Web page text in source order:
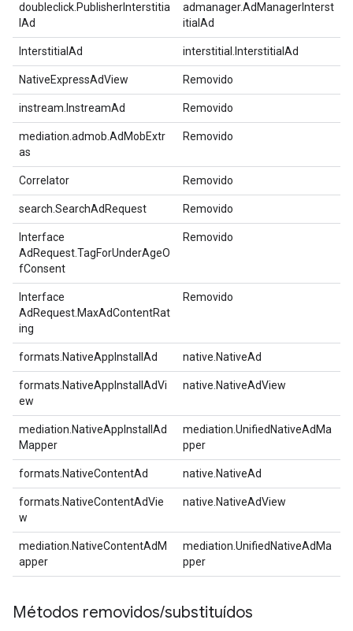
doubleclick.PublisherInterstitia
lAd
admanager.AdManagerInterst
itialAd
InterstitialAd interstitial.InterstitialAd
NativeExpressAdView Removido
instream.InstreamAd Removido
mediation.admob.AdMobExtr
as
Removido
Correlator Removido
search.SearchAdRequest Removido
Interface
AdRequest.TagForUnderAgeO
fConsent
Removido
Interface
AdRequest.MaxAdContentRat
ing
Removido
formats.NativeAppInstallAd native.NativeAd
formats.NativeAppInstallAdVi
ew
native.NativeAdView
mediation.NativeAppInstallAd
Mapper
mediation.UnifiedNativeAdMa
pper
formats.NativeContentAd native.NativeAd
formats.NativeContentAdVie
w
native.NativeAdView
mediation.NativeContentAdM
apper
mediation.UnifiedNativeAdMa
pper
Métodos removidos/substituídos